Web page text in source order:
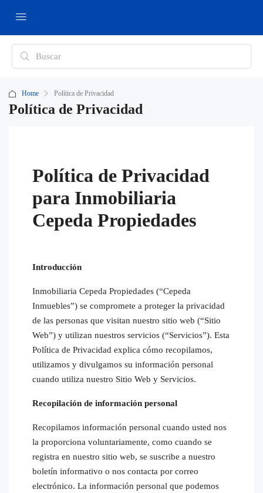
Home Política de Privacidad
Política de Privacidad
Política de Privacidad
para Inmobiliaria
Cepeda Propiedades
Introducción
Inmobiliaria Cepeda Propiedades (“Cepeda
Inmuebles”) se compromete a proteger la privacidad
de las personas que visitan nuestro sitio web (“Sitio
Web”) y utilizan nuestros servicios (“Servicios”). Esta
Política de Privacidad explica cómo recopilamos,
utilizamos y divulgamos su información personal
cuando utiliza nuestro Sitio Web y Servicios.
Recopilación de información personal
Recopilamos información personal cuando usted nos
la proporciona voluntariamente, como cuando se
registra en nuestro sitio web, se suscribe a nuestro
boletín informativo o nos contacta por correo
electrónico. La información personal que podemos